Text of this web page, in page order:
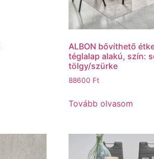
ALBON bővíthető
téglalap alakú, szín:
tölgy/szürke
88600 Ft
Tovább olvasom